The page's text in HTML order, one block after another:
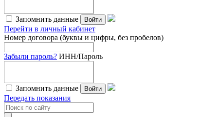
Запомнить данные Войти
Перейти в личный кабинет
Номер договора (буквы и цифры, без пробелов)
Забыли пароль? ИНН/Пароль
Запомнить данные Войти
Передать показания